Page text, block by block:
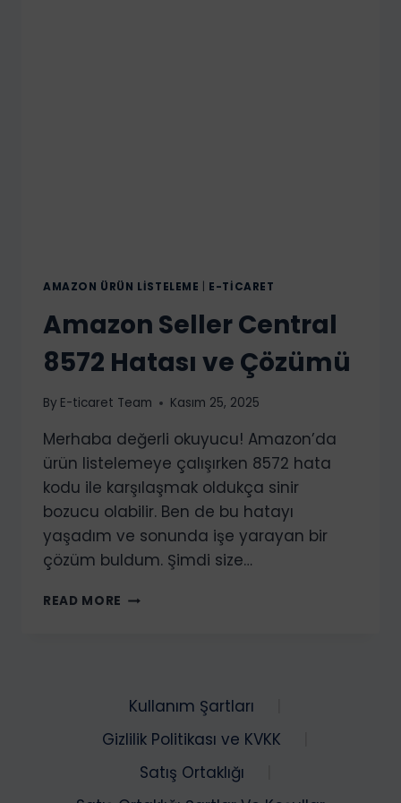
AMAZON ÜRÜN LISTELEME E-TICARET
Amazon Seller Central
8572 Hatası ve Çözümü
By E-ticaret Team Kasım 25, 2025
Merhaba değerli okuyucu! Amazon’da
ürün listelemeye çalışırken 8572 hata
kodu ile karşılaşmak oldukça sinir
bozucu olabilir. Ben de bu hatayı
yaşadım ve sonunda işe yarayan bir
çözüm buldum. Şimdi size…
READ MORE AMAZON
ÇÖZÜMÜ
Kullanım Şartları
Gizlilik Politikası ve KVKK
Satış Ortaklığı